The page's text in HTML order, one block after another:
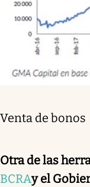
Venta de bonos
Otra de las
BCRAy el